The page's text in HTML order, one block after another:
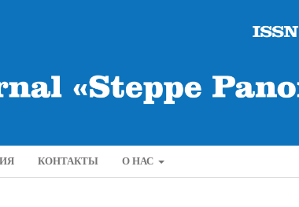
КОНТАКТЫ О НАС